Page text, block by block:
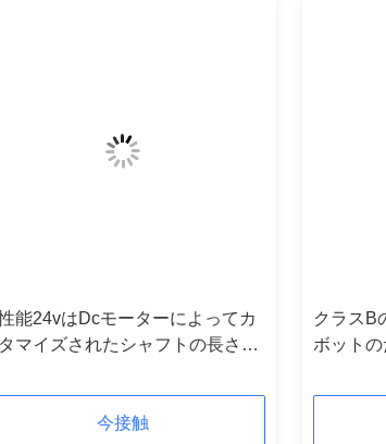
能24vはDcモーターによってカ
マイズされたシャフトの長さに
今接触
クラスB
ボット